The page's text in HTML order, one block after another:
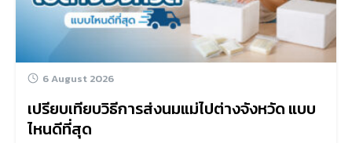
6 August 2026
เปรียบเทียบวิธีการส่งนมแม่ไปต่างจังหวัด แบบ
ไหนดีที่สุด